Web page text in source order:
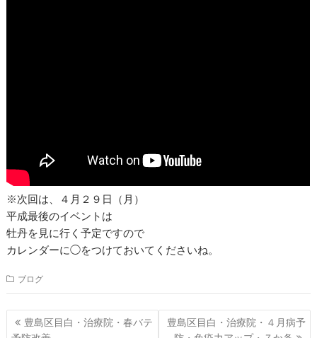
※次回は、４月２９日（月）
平成最後のイベントは
牡丹を見に行く予定ですので
カレンダーに◯をつけておいてくださいね。
ブログ
投 豊島区目白・治療院・春バテ
豊島区目白・治療院・４月病予